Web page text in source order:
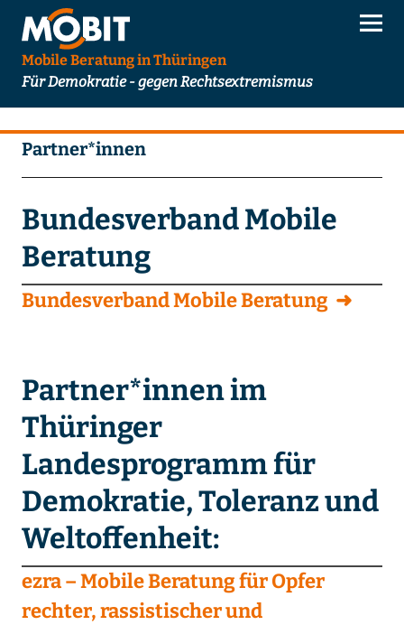
Mobile Beratung in Thüringen
Für Demokratie - gegen Rechtsextremismus
Partner*innen
Bundesverband Mobile
Beratung
Bundesverband Mobile Beratung
Partner*innen im
Thüringer
Landesprogramm für
Demokratie, Toleranz und
Weltoffenheit:
ezra – Mobile Beratung für Opfer
rechter, rassistischer und